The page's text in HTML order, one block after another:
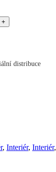
distribuce
, Interiér, Interiér,